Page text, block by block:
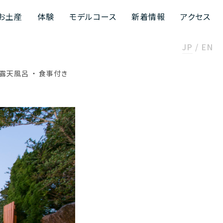
土産 体験 モデルコース 新着情報 アクセス
JP EN
天風呂 食事付き